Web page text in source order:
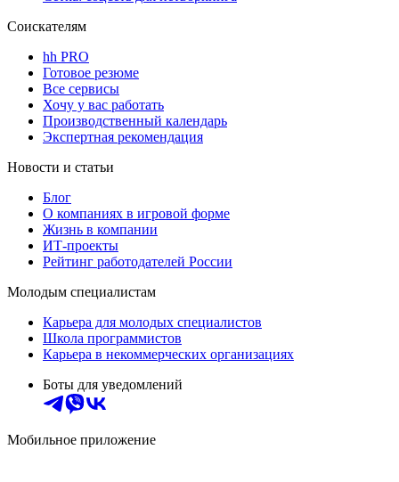
Соискателям
hh PRO
Готовое резюме
Все сервисы
Хочу у вас работать
Производственный календарь
Экспертная рекомендация
Новости и статьи
Блог
О компаниях в игровой форме
Жизнь в компании
ИТ-проекты
Рейтинг работодателей России
Молодым специалистам
Карьера для молодых специалистов
Школа программистов
Карьера в некоммерческих организациях
Боты для уведомлений
Мобильное приложение